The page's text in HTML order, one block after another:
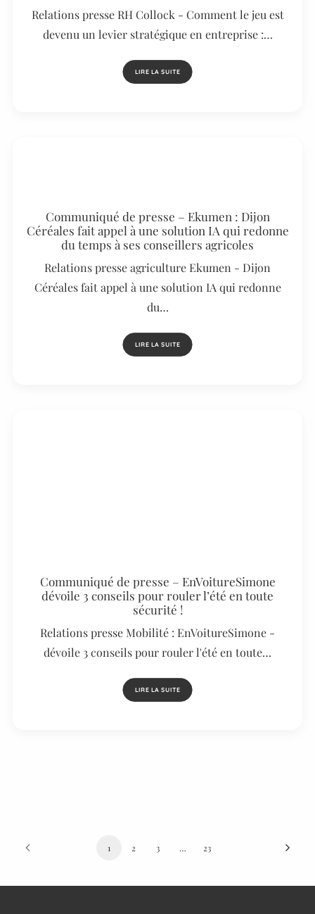
Relations presse RH Collock - Comment le jeu est
devenu un levier stratégique en entreprise :…
LIRE LA SUITE
Communiqué de presse – Ekumen : Dijon
Céréales fait appel à une solution IA qui redonne
du temps à ses conseillers agricoles
Relations presse agriculture Ekumen - Dijon
Céréales fait appel à une solution IA qui redonne
du…
LIRE LA SUITE
Communiqué de presse – EnVoitureSimone
dévoile 3 conseils pour rouler l’été en toute
sécurité !
Relations presse Mobilité : EnVoitureSimone -
dévoile 3 conseils pour rouler l'été en toute…
LIRE LA SUITE
1 2 3 … 23